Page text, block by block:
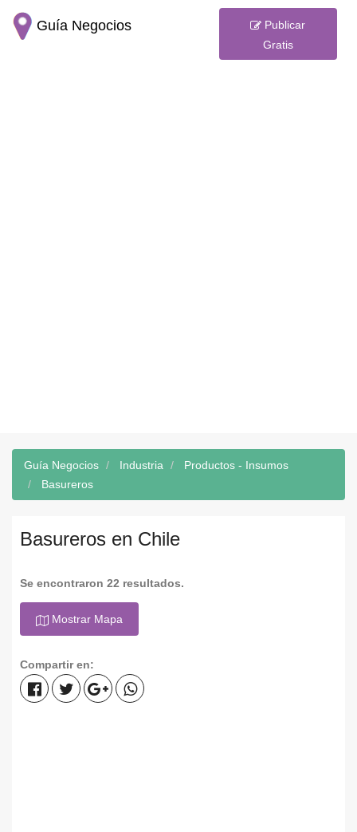
Guía Negocios
Publicar
Gratis
Guía Negocios Industria
Productos - Insumos
Basureros
Basureros en Chile
Se encontraron 22 resultados.
Mostrar Mapa
Compartir en: